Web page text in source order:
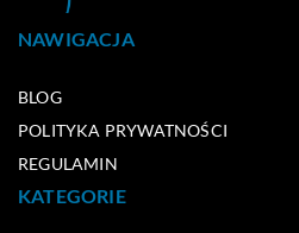
NAWIGACJA
BLOG
POLITYKA PRYWATNOŚCI
REGULAMIN
KATEGORIE